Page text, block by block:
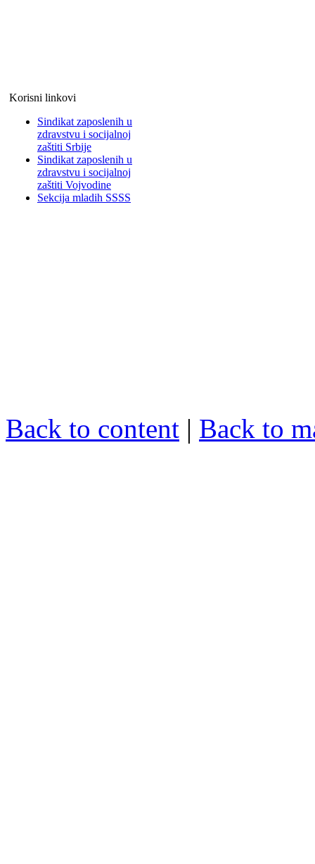
Korisni linkovi
Sindikat zaposlenih u
zdravstvu i socijalnoj
zaštiti Srbije
Sindikat zaposlenih u
zdravstvu i socijalnoj
zaštiti Vojvodine
Sekcija mladih SSSS
Back to content | Back to